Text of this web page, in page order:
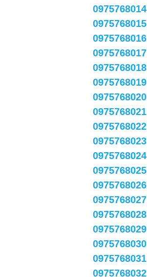
0975768014
0975768015
0975768016
0975768017
0975768018
0975768019
0975768020
0975768021
0975768022
0975768023
0975768024
0975768025
0975768026
0975768027
0975768028
0975768029
0975768030
0975768031
0975768032